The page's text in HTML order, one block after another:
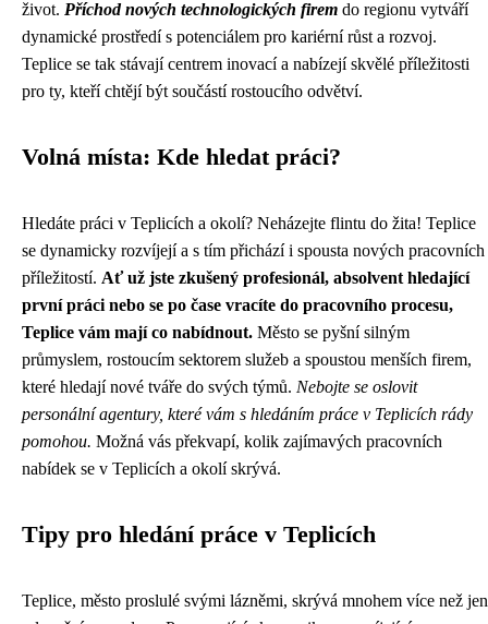
život. Příchod nových technologických firem do regionu vytváří
dynamické prostředí s potenciálem pro kariérní růst a rozvoj.
Teplice se tak stávají centrem inovací a nabízejí skvělé příležitosti
pro ty, kteří chtějí být součástí rostoucího odvětví.
Volná místa: Kde hledat práci?
Hledáte práci v Teplicích a okolí? Neházejte flintu do žita! Teplice
se dynamicky rozvíjejí a s tím přichází i spousta nových pracovních
příležitostí. Ať už jste zkušený profesionál, absolvent hledající
první práci nebo se po čase vracíte do pracovního procesu,
Teplice vám mají co nabídnout. Město se pyšní silným
průmyslem, rostoucím sektorem služeb a spoustou menších firem,
které hledají nové tváře do svých týmů. Nebojte se oslovit
personální agentury, které vám s hledáním práce v Teplicích rády
pomohou. Možná vás překvapí, kolik zajímavých pracovních
nabídek se v Teplicích a okolí skrývá.
Tipy pro hledání práce v Teplicích
Teplice, město proslulé svými lázněmi, skrývá mnohem více než jen